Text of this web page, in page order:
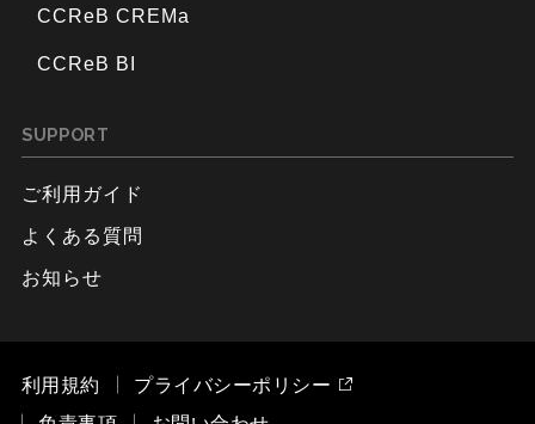
CCReB CREMa
CCReB BI
SUPPORT
ご利用ガイド
よくある質問
お知らせ
利用規約
プライバシーポリシー